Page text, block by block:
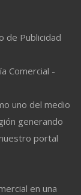
de Publicidad
Comercial -
uno del medio
generando
portal
en una